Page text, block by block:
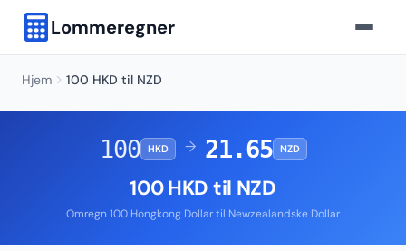
Lommeregner
Hjem 100 HKD til NZD
100 HKD → 21.65 NZD
100 HKD til NZD
Omregn 100 Hongkong Dollar til Newzealandske Dollar